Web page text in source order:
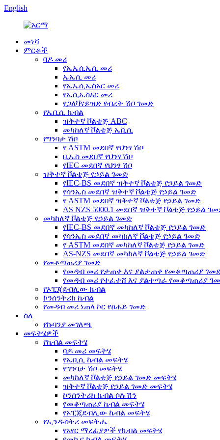
English
መነሻ
ምርቶች
ባዶ መሪ
የኤኤሲኤሲ መሪ
ኤኤሲ መሪ
የኤኤሲኤስአር መሪ
የኤሲኤስአር መሪ
የጋለቫናይዝድ የብረት ሽቦ ገመድ
የኤቢሲ ኬብል
ዝቅተኛ ቮልቴጅ ABC
መካከለኛ ቮልቴጅ ኤቢሲ
የግንባታ ሽቦ
የ ASTM መደበኛ የህንፃ ሽቦ
ቢኤስ መደበኛ የህንፃ ሽቦ
የIEC መደበኛ የህንፃ ሽቦ
ዝቅተኛ ቮልቴጅ የኃይል ገመድ
የIEC-BS መደበኛ ዝቅተኛ ቮልቴጅ የኃይል ገመድ
የሳንኤስ መደበኛ ዝቅተኛ ቮልቴጅ የኃይል ገመድ
የ ASTM መደበኛ ዝቅተኛ ቮልቴጅ የኃይል ገመድ
AS NZS 5000.1 መደበኛ ዝቅተኛ ቮልቴጅ የኃይል
መካከለኛ ቮልቴጅ የኃይል ገመድ
የIEC-BS መደበኛ መካከለኛ ቮልቴጅ የኃይል ገመድ
የሳንኤስ መደበኛ መካከለኛ ቮልቴጅ የኃይል ገመድ
የ ASTM መደበኛ መካከለኛ ቮልቴጅ የኃይል ገመድ
AS-NZS መደበኛ መካከለኛ ቮልቴጅ የኃይል ገመድ
የመቆጣጠሪያ ገመድ
የመዳብ መሪ የታጠቀ እና ያልታጠቀ የመቆጣጠሪያ
የመዳብ መሪ የተፈተሸ እና ያልተጣራ የመቆጣጠሪያ
የኦፒጂደብሊው ኬብል
ኮንሰንትሪክ ኬብል
የመዳብ መሪ ነጠላ ኮር የፀሐይ ገመድ
ስለ
የኩባንያ መገለጫ
መፍትሄዎች
የኬብል መፍትሄ
ባዶ መሪ መፍትሄ
የኤቢሲ ኬብል መፍትሄ
የግንባታ ሽቦ መፍትሄ
መካከለኛ ቮልቴጅ የኃይል ገመድ መፍትሄ
ዝቅተኛ ቮልቴጅ የኃይል ገመድ መፍትሄ
ኮንሰንትሪክ ኬብል ሶሉሽን
የመቆጣጠሪያ ኬብል መፍትሄ
የኦፒጂደብሊው ኬብል መፍትሄ
የኢንዱስትሪ መፍትሔ
የአየር ማረፊያዎች የኬብል መፍትሄ